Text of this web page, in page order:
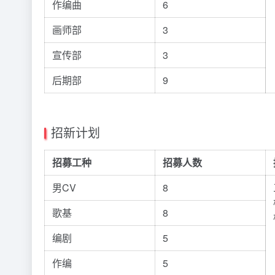
作编曲
6
画师部
3
宣传部
3
后期部
9
招新计划
招募工种 招募人数
男CV
8
歌基
8
编剧
5
作编
5